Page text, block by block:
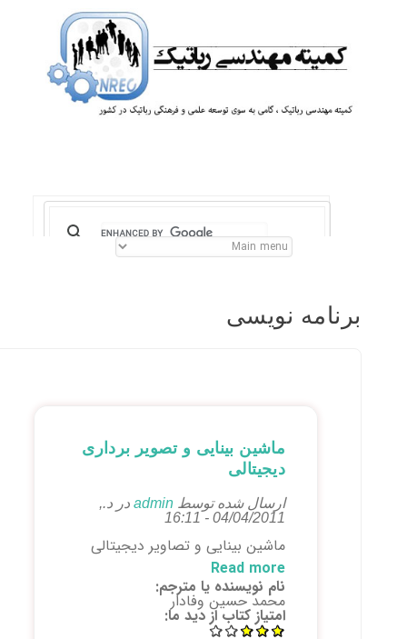
برنامه نویسی
ماشین بینایی و تصویر برداری
دیجیتالی
ارسال شده توسطadminدر د.,
04/04/2011 - 16:11
ماشین بینایی و تصاویر دیجیتالی
Read more
تصویر برداری دیجیتالینام نویسنده یا مترجم:
محمد حسین وفادار
امتیاز کتاب از دید ما: